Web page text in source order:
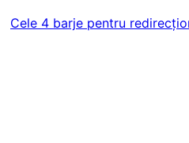
Cele 4 barje pentru